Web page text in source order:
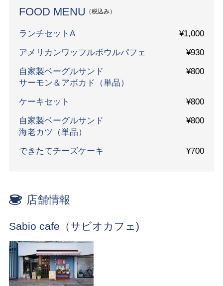
FOOD MENU （税込み）
ランチセットA
¥1,000
アメリカンワッフルボウルパフェ
¥930
自家製ベーグルサンド
サーモン＆アボカド（単品）
¥800
ケーキセット
¥800
自家製ベーグルサンド
海老カツ（単品）
¥800
できたてチーズケーキ ¥700
店舗情報
Sabio cafe（サビオカフェ)